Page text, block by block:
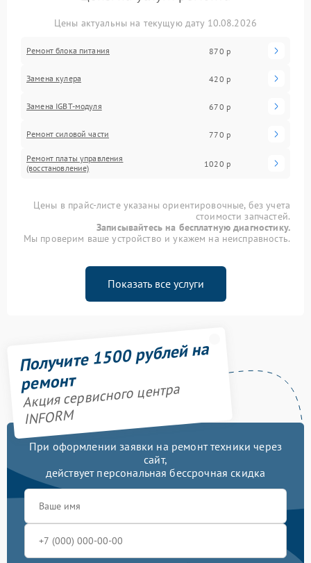
Цены актуальны на текущую дату 10.08.2026
Ремонт блока питания 870 р
Замена кулера 420 р
Замена IGBT-модуля 670 р
Ремонт силовой части 770 р
Ремонт платы управления
(восстановление)
1020 р
Цены в прайс-листе указаны ориентировочные, без учета
стоимости запчастей.
Записывайтесь на бесплатную диагностику.
Мы проверим ваше устройство и укажем на неисправность.
Показать все услуги
Получите 1500 рублей на
ремонт
Акция сервисного центра
INFORM
При оформлении заявки на ремонт техники через
сайт,
действует персональная бессрочная скидка